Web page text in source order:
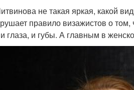
не такая яркая, какой
правило визажистов о
глаза, и губы. А главным в